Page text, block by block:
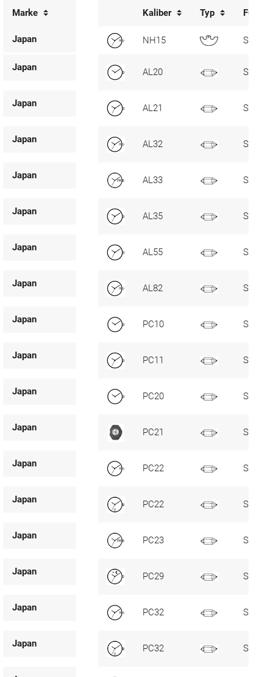
Marke Kaliber Typ
Japan NH15 SC, D3
Japan AL20
Japan AL21 SC
Japan AL32 SC, D3
Japan AL33 SC,
Japan AL35 SC
Japan AL55 SC
Japan AL82 SC, D3
Japan PC10
Japan PC11 SC
Japan PC20
Japan PC21 SC
Japan PC22 SC, D3
Japan PC22 SC, D6
Japan PC23 SC,
Japan PC29 SC, T/
Japan PC32 SC, D3
Japan PC32 SC, D6